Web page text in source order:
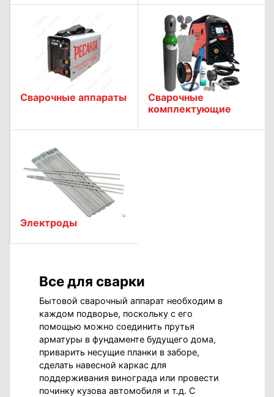
Сварочные аппараты
Сварочные
комплектующие
Электроды
Все для сварки
Бытовой сварочный аппарат необходим в
каждом подворье, поскольку с его
помощью можно соединить прутья
арматуры в фундаменте будущего дома,
приварить несущие планки в заборе,
сделать навесной каркас для
поддерживания винограда или провести
починку кузова автомобиля и т.д. С